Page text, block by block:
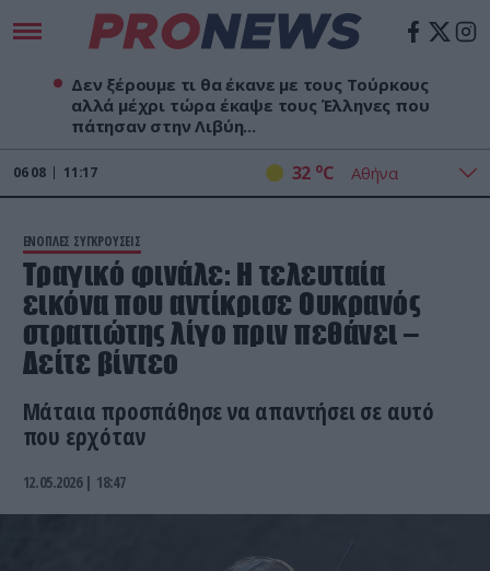
Δεν ξέρουμε τι θα έκανε με τους Τούρκους
αλλά μέχρι τώρα έκαψε τους Έλληνες που
πάτησαν στην Λιβύη...
06 08 11:17 32 oC
ΕΝΟΠΛΕΣ ΣΥΓΚΡΟΥΣΕΙΣ
Τραγικό φινάλε: Η τελευταία
εικόνα που αντίκρισε Ουκρανός
στρατιώτης λίγο πριν πεθάνει –
Δείτε βίντεο
Μάταια προσπάθησε να απαντήσει σε αυτό
που ερχόταν
12.05.2026 | 18:47